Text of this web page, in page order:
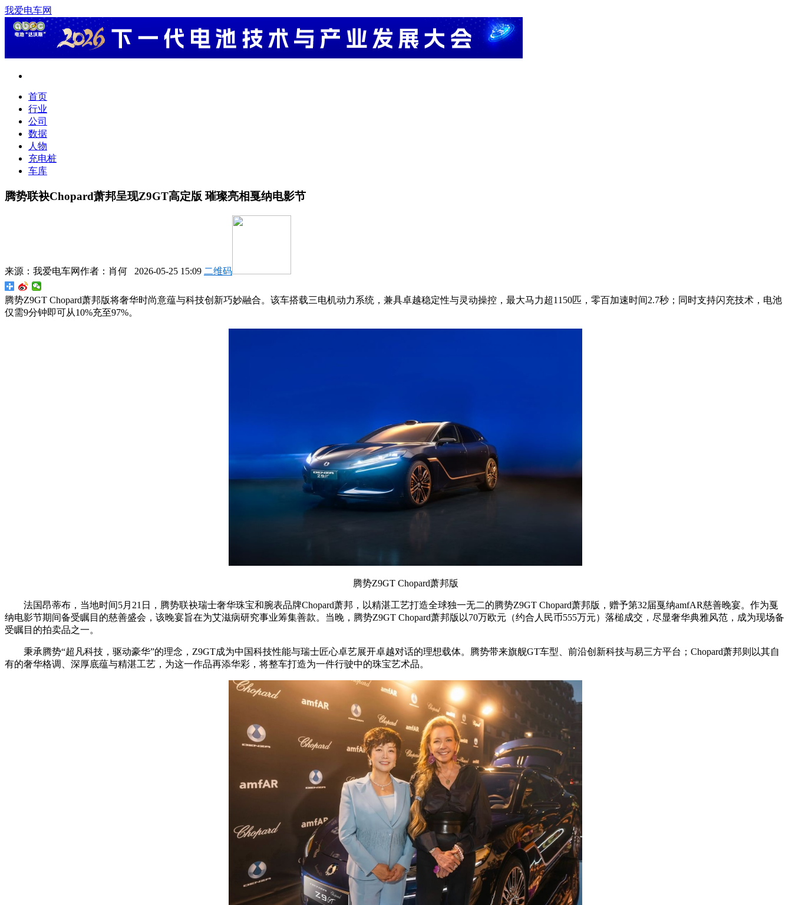
我爱电车网
首页
行业
公司
数据
人物
充电桩
车库
腾势联袂Chopard萧邦呈现Z9GT高定版 璀璨亮相戛纳电影节
来源： 我爱电车网作者： 肖何 2026-05-25 15:09 二维码
腾势Z9GT Chopard萧邦版将奢华时尚意蕴与科技创新巧妙融合。该车搭载三电机动力系统，兼具卓越稳定性与灵动操控，最大马力超1150匹，零百加速时间2.7秒；同时支持闪充技术，电池
仅需9分钟即可从10%充至97%。
腾势Z9GT Chopard萧邦版
法国昂蒂布，当地时间5月21日，腾势联袂瑞士奢华珠宝和腕表品牌Chopard萧邦，以精湛工艺打造全球独一无二的腾势Z9GT Chopard萧邦版，赠予第32届戛纳amfAR慈善晚宴。作为戛
纳电影节期间备受瞩目的慈善盛会，该晚宴旨在为艾滋病研究事业筹集善款。当晚，腾势Z9GT Chopard萧邦版以70万欧元（约合人民币555万元）落槌成交，尽显奢华典雅风范，成为现场备
受瞩目的拍卖品之一。
秉承腾势“超凡科技，驱动豪华”的理念，Z9GT成为中国科技性能与瑞士匠心卓艺展开卓越对话的理想载体。腾势带来旗舰GT车型、前沿创新科技与易三方平台；Chopard萧邦则以其自
有的奢华格调、深厚底蕴与精湛工艺，为这一作品再添华彩，将整车打造为一件行驶中的珠宝艺术品。